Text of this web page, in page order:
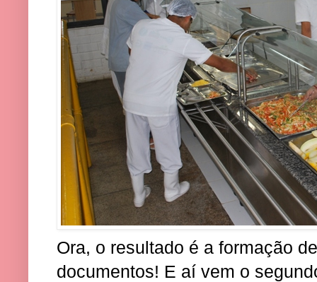
Ora, o resultado é a formação
documentos! E aí vem o